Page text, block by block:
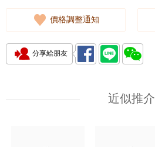
價格調整通知
分享給朋友
近似推介